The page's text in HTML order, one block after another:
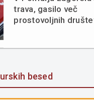
trava, gasilo več
prostovoljnih
besed